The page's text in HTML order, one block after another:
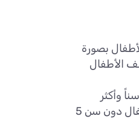
بصورة
الأطفال
وأكثر
نضجاً، كلما كان أكثر انكشافا على المعلومات المحيطة به، ويفهمها، ويدركها، مقارنة بالأطفال دون سن 5